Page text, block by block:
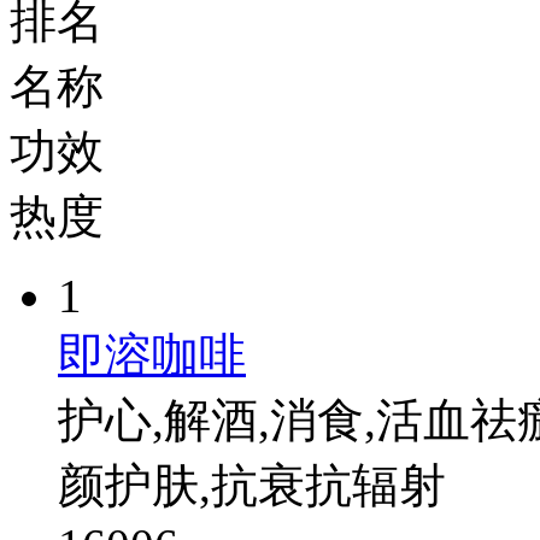
排名
名称
功效
热度
1
即溶咖啡
护心,解酒,消食,活血祛
颜护肤,抗衰抗辐射